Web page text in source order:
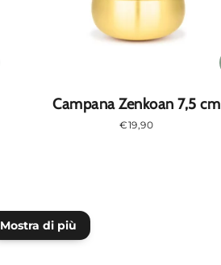
Campana Zenkoan 7,5 cm
Prezzo
€19,90
Mostra di più